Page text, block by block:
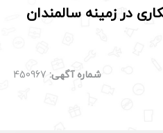
در زمینه سالمندان
شماره آگهی: 450967